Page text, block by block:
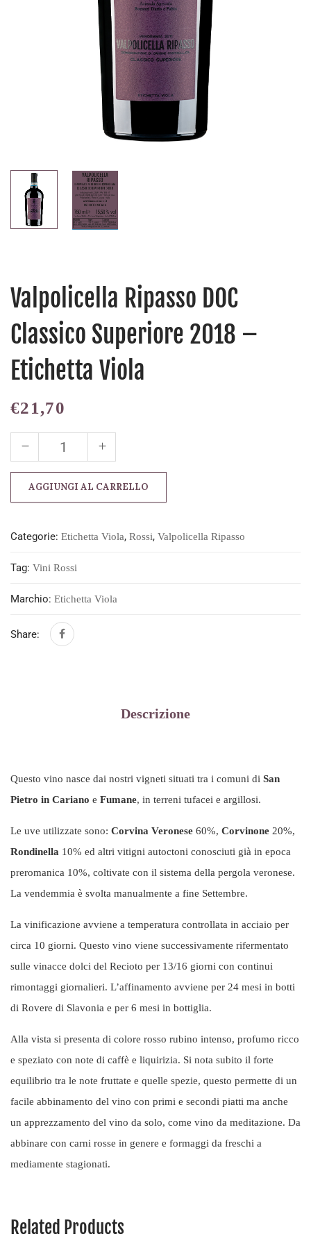
Valpolicella Ripasso DOC
Classico Superiore 2018 –
Etichetta Viola
€21,70
AGGIUNGI AL CARRELLO
Categorie: Etichetta Viola, Rossi, Valpolicella Ripasso
Tag: Vini Rossi
Marchio: Etichetta Viola
Share:
Descrizione
Questo vino nasce dai nostri vigneti situati tra i comuni di San
Pietro in Cariano e Fumane, in terreni tufacei e argillosi.
Le uve utilizzate sono: Corvina Veronese 60%, Corvinone 20%,
Rondinella 10% ed altri vitigni autoctoni conosciuti già in epoca
preromanica 10%, coltivate con il sistema della pergola veronese.
La vendemmia è svolta manualmente a fine Settembre.
La vinificazione avviene a temperatura controllata in acciaio per
circa 10 giorni. Questo vino viene successivamente rifermentato
sulle vinacce dolci del Recioto per 13/16 giorni con continui
rimontaggi giornalieri. L’affinamento avviene per 24 mesi in botti
di Rovere di Slavonia e per 6 mesi in bottiglia.
Alla vista si presenta di colore rosso rubino intenso, profumo ricco
e speziato con note di caffè e liquirizia. Si nota subito il forte
equilibrio tra le note fruttate e quelle spezie, questo permette di un
facile abbinamento del vino con primi e secondi piatti ma anche
un apprezzamento del vino da solo, come vino da meditazione. Da
abbinare con carni rosse in genere e formaggi da freschi a
mediamente stagionati.
Related Products